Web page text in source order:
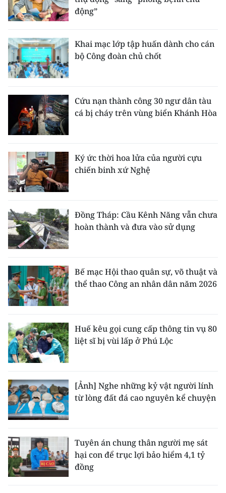
động”
Khai mạc lớp tập huấn dành cho cán
bộ Công đoàn chủ chốt
Cứu nạn thành công 30 ngư dân tàu
cá bị cháy trên vùng biển Khánh Hòa
Ký ức thời hoa lửa của người cựu
chiến binh xứ Nghệ
Đồng Tháp: Cầu Kênh Năng vẫn chưa
hoàn thành và đưa vào sử dụng
Bế mạc Hội thao quân sự, võ thuật và
thể thao Công an nhân dân năm 2026
Huế kêu gọi cung cấp thông tin vụ 80
liệt sĩ bị vùi lấp ở Phú Lộc
[Ảnh] Nghe những kỷ vật người lính
từ lòng đất đá cao nguyên kể chuyện
Tuyên án chung thân người mẹ sát
hại con để trục lợi bảo hiểm 4,1 tỷ
đồng